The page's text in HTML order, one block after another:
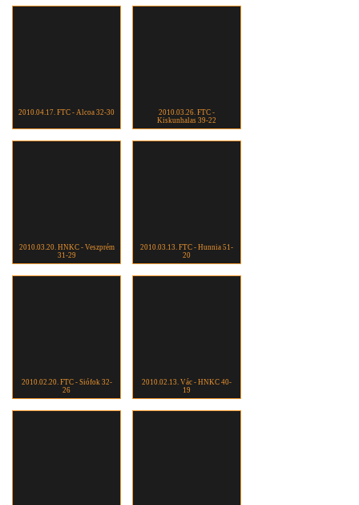
2010.04.17. FTC - Alcoa 32-30
2010.03.26. FTC -
Kiskunhalas 39-22
2010.03.20. HNKC - Veszprém
31-29
2010.03.13. FTC - Hunnia 51-
20
2010.02.20. FTC - Siófok 32-
26
2010.02.13. Vác - HNKC 40-
19